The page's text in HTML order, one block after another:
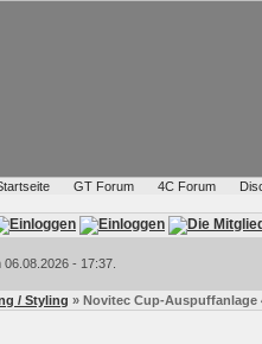
GT Forum 4C Forum
- 17:37.
/ Styling » Novitec Cup-Auspuffanlage